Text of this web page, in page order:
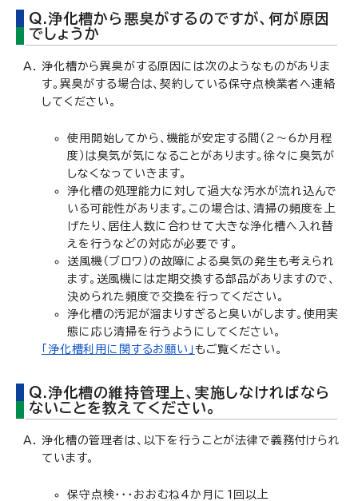
Q.浄化槽から悪臭がするのですが、何が原因
でしょうか
浄化槽から異臭がする原因には次のようなものがありま
す。異臭がする場合は、契約している保守点検業者へ連絡
してください。
使用開始してから、機能が安定する間（2～6か月程
度）は臭気が気になることがあります。徐々に臭気が
しなくなっていきます。
浄化槽の処理能力に対して過大な汚水が流れ込んで
いる可能性があります。この場合は、清掃の頻度を上
げたり、居住人数に合わせて大きな浄化槽へ入れ替
えを行うなどの対応が必要です。
送風機（ブロワ）の故障による臭気の発生も考えられ
ます。送風機には定期交換する部品がありますので、
決められた頻度で交換を行ってください。
浄化槽の汚泥が溜まりすぎると臭いがします。使用実
態に応じ清掃を行うようにしてください。
「浄化槽利用に関するお願い」 もご覧ください。
Q.浄化槽の維持管理上、実施しなければなら
ないことを教えてください。
浄化槽の管理者は、以下を行うことが法律で義務付けられ
ています。
保守点検・・・おおむね4か月に1回以上